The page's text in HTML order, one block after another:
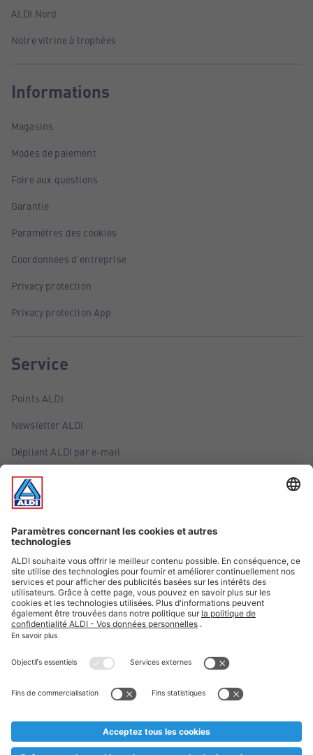
ALDI Nord
Notre vitrine à trophées
Informations
Magasins
Modes de paiement
Foire aux questions
Garantie
Paramètres des cookies
Coordonnées d'entreprise
Privacy protection
Privacy protection App
Service
Points ALDI
Newsletter ALDI
Dépliant ALDI par e-mail
Offres
Infos essentielles
Suivez ALDI Belgique
Textes marqués d'un astérisque et mentions légales
* Nous vendons ces articles temporairement et jusqu'à
au cas où, malgré le planning bien étudié, nous serions
prématurément en rupture de stock. Prix Recupel et TVA incl.
** Sur ce site, l’utilisation de la forme masculine a été adoptée